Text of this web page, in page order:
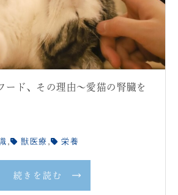
ード、その理由〜愛猫の腎臓を
, 獣医療 , 栄養
続きを読む